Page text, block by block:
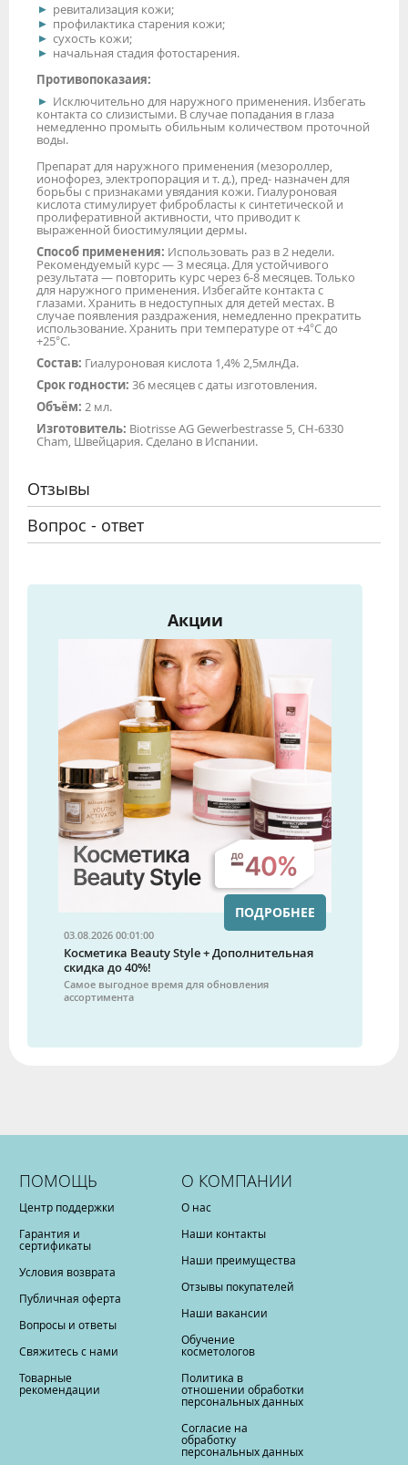
ревитализация кожи;
профилактика старения кожи;
сухость кожи;
начальная стадия фотостарения.
Противопоказаия:
Исключительно для наружного применения. Избегать
контакта со слизистыми. В случае попадания в глаза
немедленно промыть обильным количеством проточной
воды.
Препарат для наружного применения (мезороллер,
ионофорез, электропорация и т. д.), пред- назначен для
борьбы с признаками увядания кожи. Гиалуроновая
кислота стимулирует фибробласты к синтетической и
пролиферативной активности, что приводит к
выраженной биостимуляции дермы.
Способ применения: Использовать раз в 2 недели.
Рекомендуемый курс — 3 месяца. Для устойчивого
результата — повторить курс через 6-8 месяцев. Только
для наружного применения. Избегайте контакта с
глазами. Хранить в недоступных для детей местах. В
случае появления раздражения, немедленно прекратить
использование. Хранить при температуре от +4°С до
+25°С.
Состав: Гиалуроновая кислота 1,4% 2,5млнДа.
Срок годности: 36 месяцев с даты изготовления.
Объём: 2 мл.
Изготовитель: Biotrisse AG Gewerbestrasse 5, CH-6330
Cham, Швейцария. Сделано в Испании.
Отзывы
Вопрос - ответ
Акции
03.08.2026 00:01:00
Косметика Beauty Style + Дополнительная
скидка до 40%!
Самое выгодное время для обновления
ассортимента
ПОДРОБНЕЕ
ПОМОЩЬ
Центр поддержки
Гарантия и
сертификаты
Условия возврата
Публичная оферта
Вопросы и ответы
Свяжитесь с нами
Товарные
рекомендации
О КОМПАНИИ
О нас
Наши контакты
Наши преимущества
Отзывы покупателей
Наши вакансии
Обучение
косметологов
Политика в
отношении обработки
персональных данных
Согласие на
обработку
персональных данных